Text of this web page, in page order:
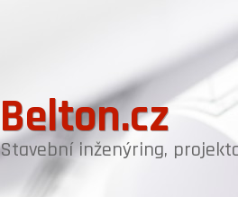
Belton.cz
Stavební inženýring,